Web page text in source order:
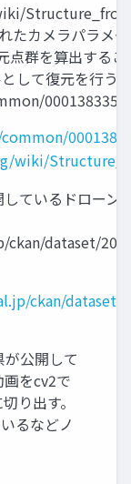
たカメラパラメ
点群を算出する
して復元を行う
wiki/
ているドローン
dataset/
ckan/dataset/
公開して
をcv2で
り出す。
るなどノ